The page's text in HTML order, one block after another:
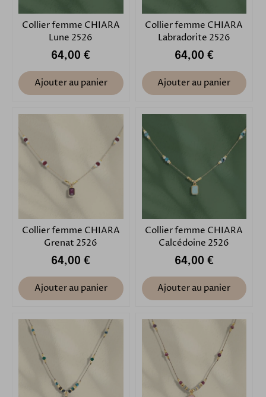
Collier femme CHIARA
Lune 2526
64,00 €
Ajouter au panier
Collier femme CHIARA
Labradorite 2526
64,00 €
Ajouter au panier
Collier femme CHIARA
Grenat 2526
64,00 €
Ajouter au panier
Collier femme CHIARA
Calcédoine 2526
64,00 €
Ajouter au panier